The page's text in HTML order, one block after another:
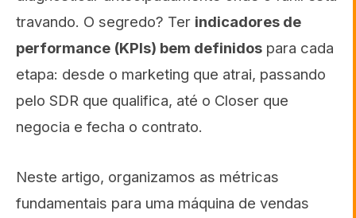
travando. O segredo? Ter indicadores de
performance (KPIs) bem definidos para cada
etapa: desde o marketing que atrai, passando
pelo SDR que qualifica, até o Closer que
negocia e fecha o contrato.
Neste artigo, organizamos as métricas
fundamentais para uma máquina de vendas